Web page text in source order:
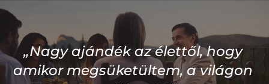
„Nagy ajándék az élettől, hogy
amikor megsüketültem, a világon